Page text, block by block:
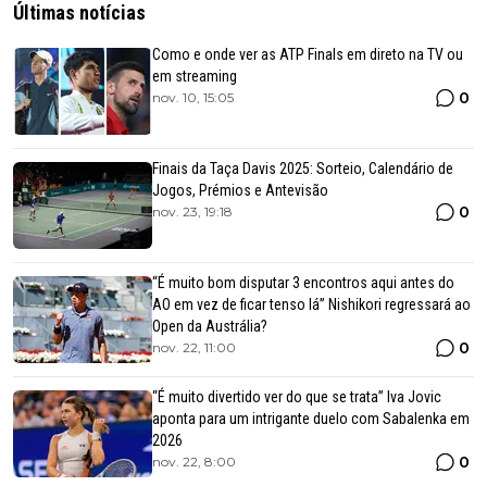
Últimas notícias
Como e onde ver as ATP Finals em direto na TV ou
em streaming
nov. 10, 15:05 0
Finais da Taça Davis 2025: Sorteio, Calendário de
Jogos, Prémios e Antevisão
nov. 23, 19:18 0
“É muito bom disputar 3 encontros aqui antes do
AO em vez de ficar tenso lá” Nishikori regressará ao
Open da Austrália?
nov. 22, 11:00 0
“É muito divertido ver do que se trata” Iva Jovic
aponta para um intrigante duelo com Sabalenka em
2026
nov. 22, 8:00 0